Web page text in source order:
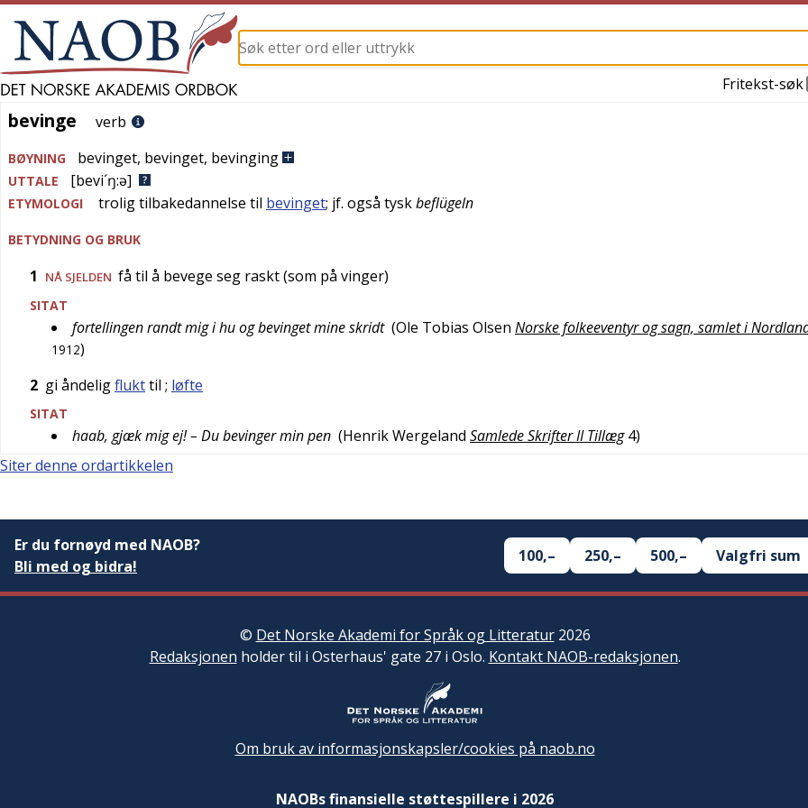
Fritekst-søk
bevinge
bevinge verb
BØYNING bevinget, bevinget, bevinging
UTTALE [bevi´ŋ:ə]
ETYMOLOGI trolig tilbakedannelse til bevinget; jf. også tyskbeflügeln
BETYDNING OG BRUK
1 NÅ SJELDEN få til å bevege seg raskt (som på vinger)
SITAT
fortellingen randt mig i hu og bevinget mine skridt (Ole Tobias Olsen Norske folkeeventyr og sagn, samlet i
1912)
2 gi åndeligflukttil ; løfte
SITAT
haab, gjæk mig ej! – Du bevinger min pen (Henrik Wergeland Samlede Skrifter II Tillæg 4)
Siter denne ordartikkelen
Er du fornøyd med NAOB?
Bli med og bidra!
100,– 250,– 500,– Valgfri sum
© Det Norske Akademi for Språk og Litteratur2026
Redaksjonen holder til i Osterhaus' gate 27 i Oslo. Kontakt NAOB-redaksjonen.
Om bruk av informasjonskapsler/cookies på naob.no
NAOBs finansielle støttespillere i 2026